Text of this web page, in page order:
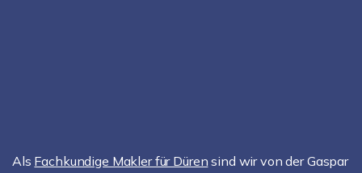
Als Fachkundige Makler für Düren sind wir von der Gaspar